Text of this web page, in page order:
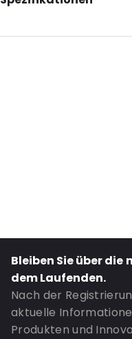
Additional information:
Bleiben Sie über
dem Laufenden.
Nach der
aktuelle
Produkten und